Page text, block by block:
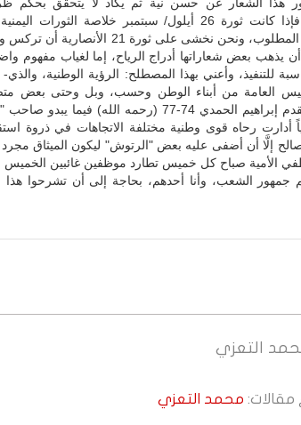
هذا الشعار عن حسن نية ثم يكاد لا يتحقق بحكم
والشواهد كثيرة، فإذا كانت ثورة 26 أيلول/ سبتمبر خلاصة
تتحقق على النحو المطلوب، ونحن نخشى على
يذهب بعض شعاراتها أدراج الرياح، إما لغياب مفهوم
للتنفيذ، وأعني بهذا المصطلح: الرؤية الوطنية،
العامة من أبناء الوطن وحسب، وبل وحتى بعض
المقتول ظلماً المقدم إبراهيم الحمدي 74-77 (رحمه
أدارت رحاه قوى وطنية مختلفة الاتجاهات في ذروة
إلَّا أن أضفى عليه بعض "الرتوش" ليكون الميثاق
الأمية صباح كل خميس تطارد موظفين غائبين الخميس
جمهور الشعب، وأنا أحدهم، بحاجة إلى أن تشرحوا هذا
التعزي
مقالات: محمد التعزي